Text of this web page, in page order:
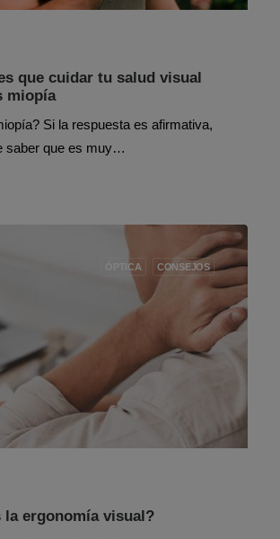
que cuidar tu salud visual
miopía
Si la respuesta es afirmativa,
saber que es muy…
ÓPTICA CONSEJOS
la ergonomía visual?